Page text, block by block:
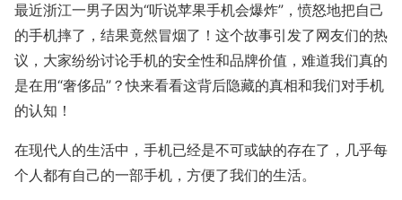
最近浙江一男子因为“听说苹果手机会爆炸”，愤怒地把自己
的手机摔了，结果竟然冒烟了！这个故事引发了网友们的热
议，大家纷纷讨论手机的安全性和品牌价值，难道我们真的
是在用“奢侈品”？快来看看这背后隐藏的真相和我们对手机
的认知！
在现代人的生活中，手机已经是不可或缺的存在了，几乎每
个人都有自己的一部手机，方便了我们的生活。